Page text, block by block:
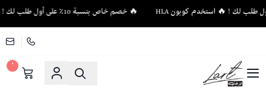
🔥 خصم خاص بنسبة 10٪ على أول طلب لك ! 🔥 استخدم كوبون HLA
لاغت - أثاث فاخر وإكسسوارات منزلية فريدة
٠